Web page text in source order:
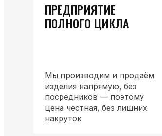
ПРЕДПРИЯТИЕ
ПОЛНОГО ЦИКЛА
Мы производим и продаём
изделия напрямую, без
посредников — поэтому
цена честная, без лишних
накруток